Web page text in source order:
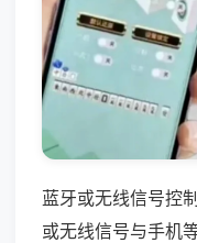
蓝牙或无线信号控
或无线信号与手机